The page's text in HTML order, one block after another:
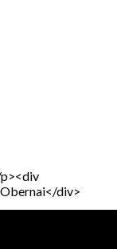
div>